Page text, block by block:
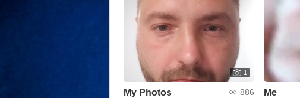
1
My Photos 886 Me